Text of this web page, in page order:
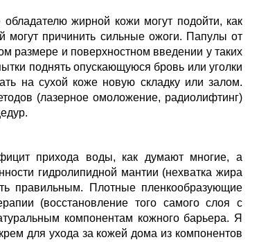
жирной кожи могут подойти, как
могут причинить сильные ожоги. Папулы от
размере и поверхностном введении у таких
поднять опускающуюся бровь или уголки
на сухой коже новую складку или залом.
(лазерное омоложение, радиолифтинг)
прихода воды, как думают многие, а
гидролипидной мантии (нехватка жира
правильным. Плотные пленкообразующие
(восстановление того самого слоя с
компонентам кожного барьера. Я
для ухода за кожей дома из компонентов